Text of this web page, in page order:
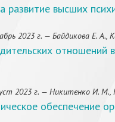
развитие высших
2023 г. — Байдикова Е. А.,
отношений
2023 г. — Никитенко И. М.,
обеспечение